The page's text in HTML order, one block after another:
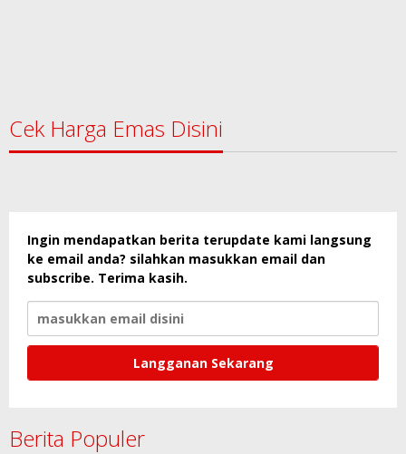
Cek Harga Emas Disini
Ingin mendapatkan berita terupdate kami langsung
ke email anda? silahkan masukkan email dan
subscribe. Terima kasih.
Berita Populer